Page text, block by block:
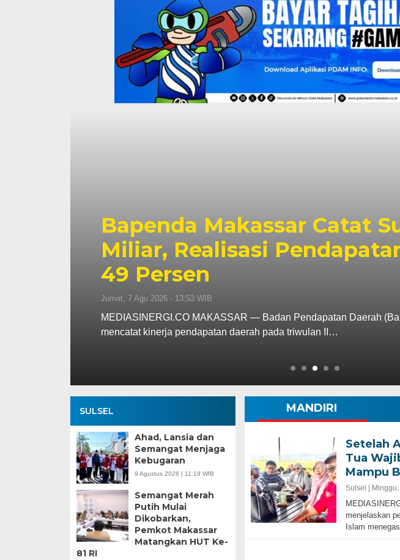
Surplus Rp130
Tembus
(Bapenda) Kota Makassar
Pemkot
Berjalan,
MEDIASINERGI.CO MAKASSAR
Pemerintah Kota Makassar tetap
SULSEL
Ahad, Lansia dan
Semangat Menjaga
Kebugaran
9 Agustus 2026 | 11:19 WIB
Semangat Merah
Putih Mulai
Dikobarkan,
Pemkot Makassar
Matangkan HUT Ke-
81 RI
MANDIRI
Setelah
Tua
Mampu
Sulsel |
menjelaskan
Islam